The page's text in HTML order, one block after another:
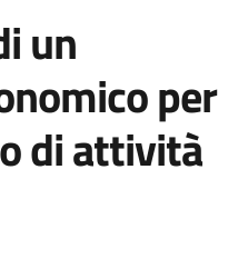
un
per
di attività